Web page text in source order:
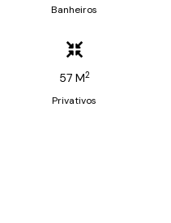
Banheiros
57 M2
Privativos